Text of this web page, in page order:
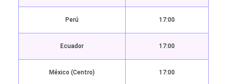
Perú 17:00
Ecuador 17:00
México (Centro) 17:00